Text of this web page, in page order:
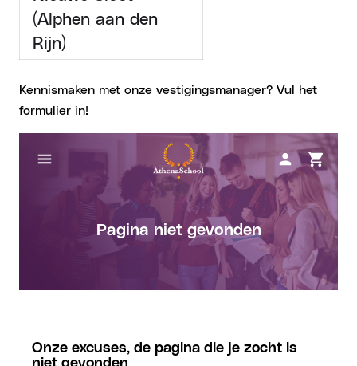
(Alphen aan den
Rijn)
Kennismaken met onze vestigingsmanager? Vul het
formulier in!